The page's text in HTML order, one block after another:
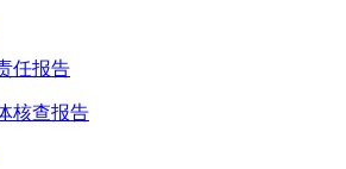
任报告
核查报告